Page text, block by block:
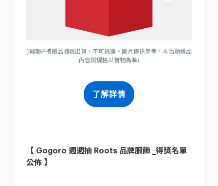
(開廂好禮贈品隨機出貨，不可挑選。圖片僅供參考，本活動贈品
內容與規格以實物為準)
了解詳情
【 Gogoro 週週抽 Roots 品牌服飾 _得獎名單
公佈 】